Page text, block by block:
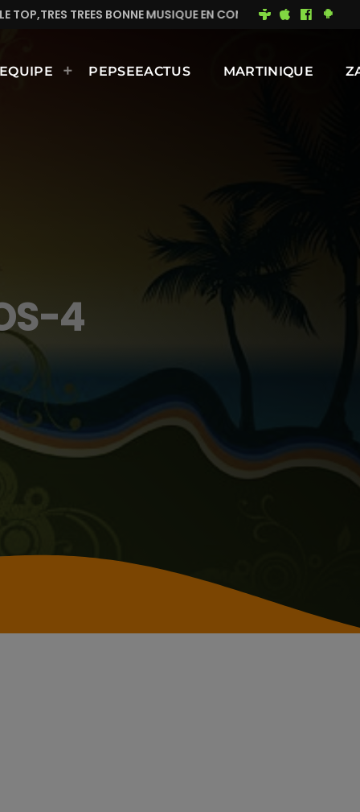
TREES BONNE MUSIQUE EN CONTINUE
EQUIPE PEPSEEACTUS MARTINIQUE
4